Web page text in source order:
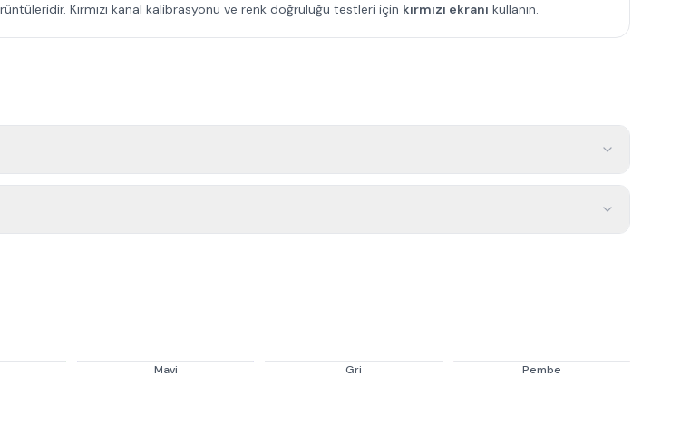
Kırmızı kanal kalibrasyonu ve renk doğruluğu testleri için kırmızı ekranı kullanın.
Mavi Gri Pembe